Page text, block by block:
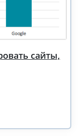
сайты,